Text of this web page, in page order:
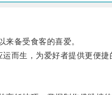
备受食客的喜爱。
生，为爱好者提供更便捷